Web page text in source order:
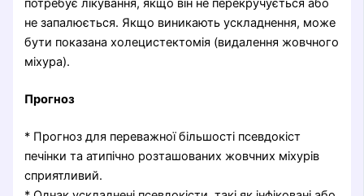
потребує лікування, якщо він не перекручується або
не запалюється. Якщо виникають ускладнення, може
бути показана холецистектомія (видалення жовчного
міхура).
Прогноз
* Прогноз для переважної більшості псевдокіст
печінки та атипічно розташованих жовчних міхурів
сприятливий.